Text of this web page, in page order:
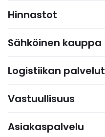
Hinnastot
Sähköinen kauppa
Logistiikan palvelut
Vastuullisuus
Asiakaspalvelu